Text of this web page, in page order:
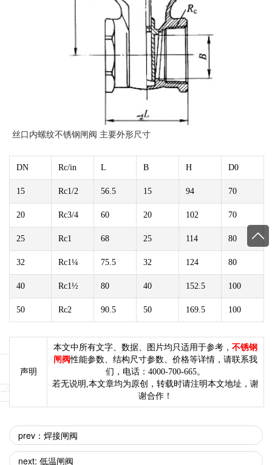
丝口内螺纹不锈钢闸阀 主要外形尺寸
DN Rc/in L B H D0
15 Rc1/2 56.5 15 94 70
20 Rc3/4 60 20 102 70
25 Rc1 68 25 114 80
32 Rc1¼ 75.5 32 124 80
40 Rc1½ 80 40 152.5 100
50 Rc2 90.5 50 169.5 100
声明
本文中所有文字、数据、图片均只适用于参考， 不锈钢
闸阀性能参数、结构尺寸参数、价格等详情，请联系我
们，电话：4000-700-665。
若无说明,本文章均为原创，转载时请注明本文地址，谢
谢合作！
prev：焊接闸阀
next: 低温闸阀